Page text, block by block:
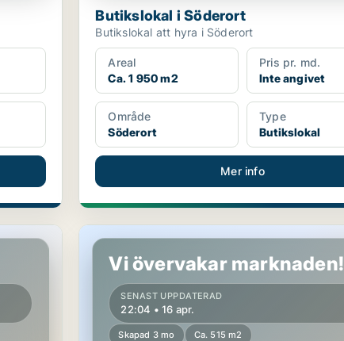
Butikslokal i Söderort
Butikslokal att hyra i Söderort
Areal
Ca. 1 950 m2
Pris pr. md.
Inte angivet
Område
Söderort
Type
Butikslokal
Mer info
Butikslokal i Västerort
Vi övervakar marknaden!
SENAST UPPDATERAD
22:04 • 16 apr.
Skapad 3 mo Ca. 515 m2